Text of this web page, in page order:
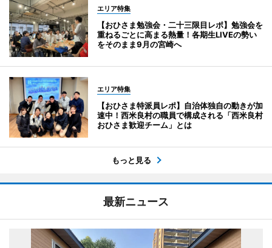
エリア特集
【おひさま勉強会・二十三限目レポ】勉強会を
重ねるごとに高まる熱量！各期生LIVEの勢い
をそのまま9月の宮崎へ
エリア特集
【おひさま特派員レポ】自治体独自の動きが加
速中！西米良村の職員で構成される「西米良村
おひさま歓迎チーム」とは
もっと見る
最新ニュース